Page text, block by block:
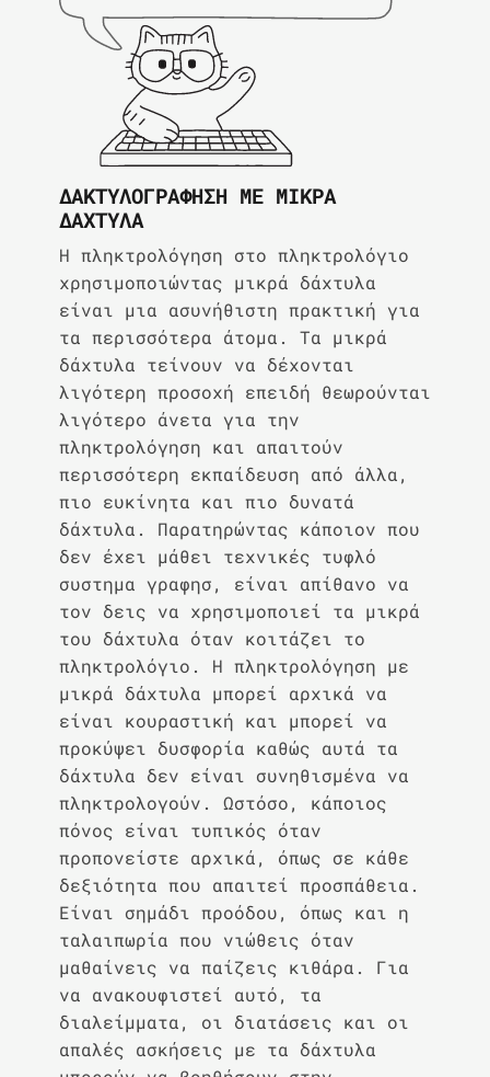
ΔΑΚΤΥΛΟΓΡΆΦΗΣΗ ΜΕ ΜΙΚΡΆ
ΔΆΧΤΥΛΑ
Η πληκτρολόγηση στο πληκτρολόγιο
χρησιμοποιώντας μικρά δάχτυλα
είναι μια ασυνήθιστη πρακτική για
τα περισσότερα άτομα. Τα μικρά
δάχτυλα τείνουν να δέχονται
λιγότερη προσοχή επειδή θεωρούνται
λιγότερο άνετα για την
πληκτρολόγηση και απαιτούν
περισσότερη εκπαίδευση από άλλα,
πιο ευκίνητα και πιο δυνατά
δάχτυλα. Παρατηρώντας κάποιον που
δεν έχει μάθει τεχνικές τυφλό
συστημα γραφησ, είναι απίθανο να
τον δεις να χρησιμοποιεί τα μικρά
του δάχτυλα όταν κοιτάζει το
πληκτρολόγιο. Η πληκτρολόγηση με
μικρά δάχτυλα μπορεί αρχικά να
είναι κουραστική και μπορεί να
προκύψει δυσφορία καθώς αυτά τα
δάχτυλα δεν είναι συνηθισμένα να
πληκτρολογούν. Ωστόσο, κάποιος
πόνος είναι τυπικός όταν
προπονείστε αρχικά, όπως σε κάθε
δεξιότητα που απαιτεί προσπάθεια.
Είναι σημάδι προόδου, όπως και η
ταλαιπωρία που νιώθεις όταν
μαθαίνεις να παίζεις κιθάρα. Για
να ανακουφιστεί αυτό, τα
διαλείμματα, οι διατάσεις και οι
απαλές ασκήσεις με τα δάχτυλα